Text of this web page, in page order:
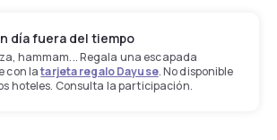
día fuera del tiempo
hammam... Regala una escapada
con latarjeta regalo Dayuse. No disponible
hoteles. Consulta la participación.